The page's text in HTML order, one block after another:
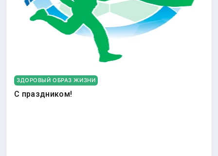
ЗДОРОВЫЙ ОБРАЗ ЖИЗНИ
С праздником!